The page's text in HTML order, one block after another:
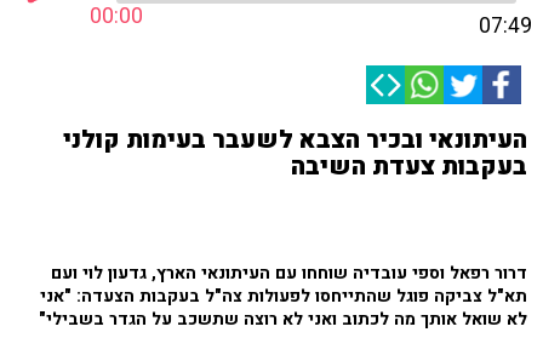
00:00 07:49
העיתונאי ובכיר הצבא לשעבר בעימות קולני
בעקבות צעדת השיבה
דרור רפאל וספי עובדיה שוחחו עם העיתונאי הארץ, גדעון לוי ועם
תא"ל צביקה פוגל שהתייחסו לפעולות צה"ל בעקבות הצעדה: "אני
לא שואל אותך מה לכתוב ואני לא רוצה שתשכב על הגדר בשבילי"